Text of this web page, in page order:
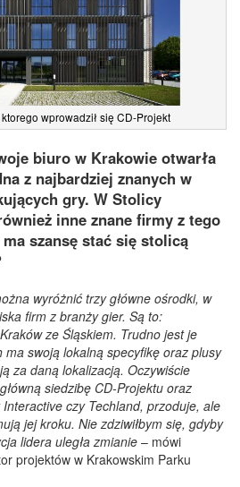
wprowadził się CD-Projekt
biuro w Krakowie otwarła
z najbardziej znanych w
gry. W Stolicy
inne znane firmy z tego
szansę stać się stolicą
wyróżnić trzy główne ośrodki, w
firm z branży gier. Są to:
ze Śląskiem. Trudno jest je
swoją lokalną specyfikę oraz plusy
za daną lokalizacją. Oczywiście
siedzibę CD-Projektu oraz
czy Techland, przoduje, ale
jej kroku. Nie zdziwiłbym się, gdyby
lidera uległa zmianie – mówi
projektów w Krakowskim Parku